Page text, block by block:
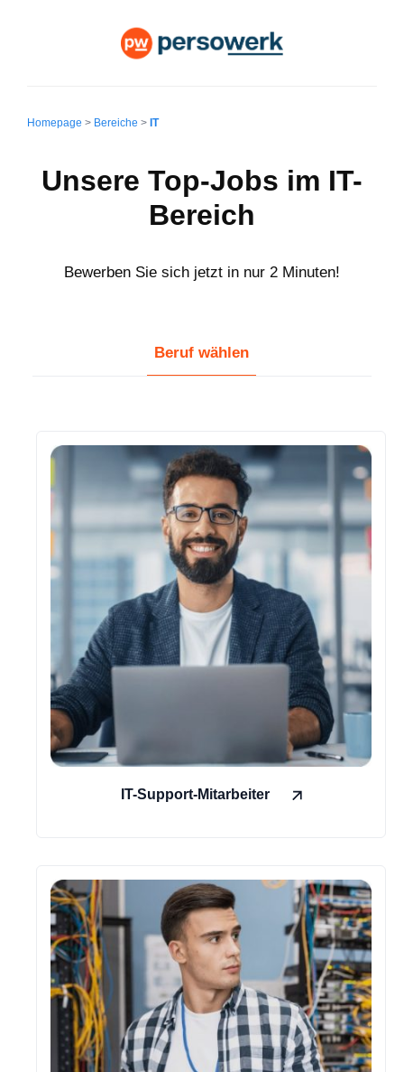
Homepage > Bereiche > IT
Unsere Top-Jobs im IT-
Bereich
Bewerben Sie sich jetzt in nur 2 Minuten!
Beruf wählen
IT-Support-Mitarbeiter